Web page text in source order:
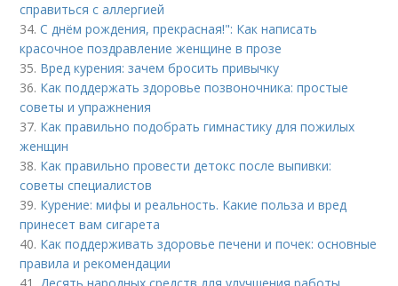
справиться с аллергией
34.С днём рождения, прекрасная!": Как написать
красочное поздравление женщине в прозе
35. Вред курения: зачем бросить привычку
36. Как поддержать здоровье позвоночника: простые
советы и упражнения
37. Как правильно подобрать гимнастику для пожилых
женщин
38. Как правильно провести детокс после выпивки:
советы специалистов
39. Курение: мифы и реальность. Какие польза и вред
принесет вам сигарета
40. Как поддерживать здоровье печени и почек: основные
правила и рекомендации